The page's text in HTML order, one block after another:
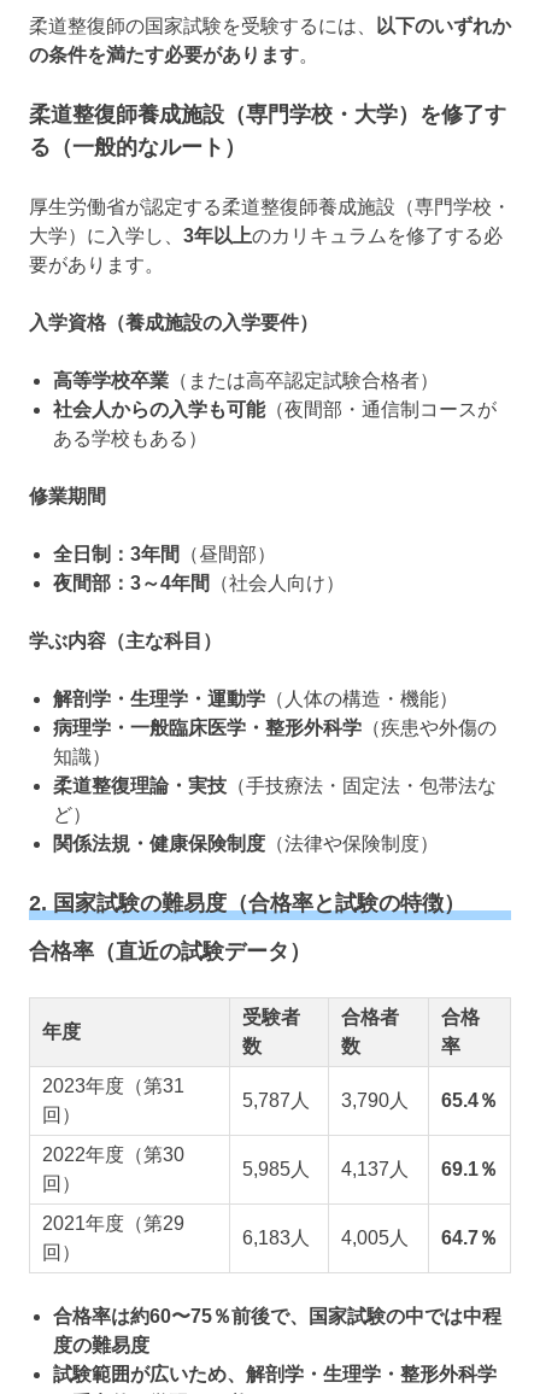
柔道整復師の国家試験を受験するには、
以下のいずれか
の条件を満たす必要があります。
柔道整復師養成施設（専門学校・大学）を修了す
る（一般的なルート）
厚生労働省が認定する柔道整復師養成施設（専門学校・
大学）に入学し、 3年以上のカリキュラムを修了する必
要があります。
入学資格（養成施設の入学要件）
高等学校卒業 （または高卒認定試験合格者）
社会人からの入学も可能（夜間部・通信制コースが
ある学校もある）
修業期間
全日制：3年間
（昼間部）
夜間部：3～4年間
（社会人向け）
学ぶ内容（主な科目）
解剖学・生理学・運動学 （人体の構造・機能）
病理学・一般臨床医学・整形外科学 （疾患や外傷の
知識）
柔道整復理論・実技 （手技療法・固定法・包帯法な
ど）
関係法規・健康保険制度 （法律や保険制度）
2. 国家試験の難易度（合格率と試験の特徴）
合格率（直近の試験データ）
年度
受験者
数
合格者
数
合格
率
2023年度（第31
回）
5,787人 3,790人 65.4％
2022年度（第30
回）
5,985人 4,137人 69.1％
2021年度（第29
回）
6,183人 4,005人 64.7％
合格率は約60〜75％前後で、国家試験の中では中程
度の難易度
試験範囲が広いため、解剖学・生理学・整形外科学